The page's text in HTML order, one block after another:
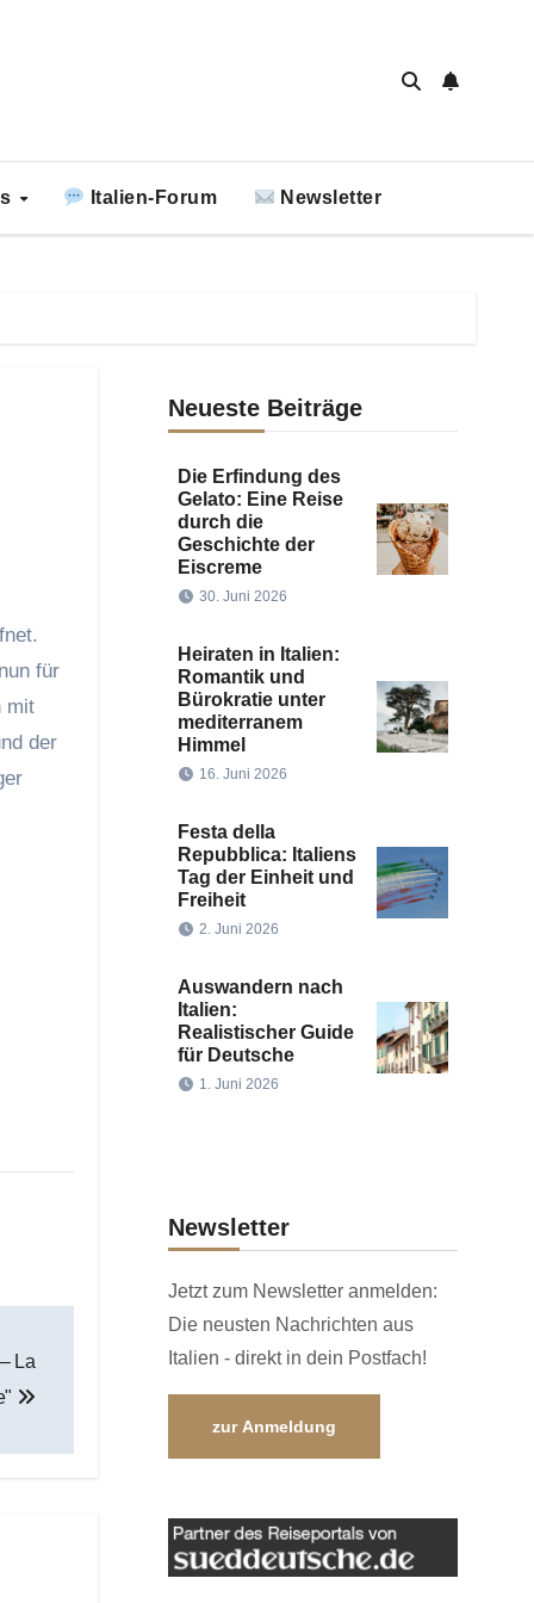
Italien-Forum Newsletter
für
mit
der
La
Neueste Beiträge
Die Erfindung des
Gelato: Eine Reise
durch die
Geschichte der
Eiscreme
30. Juni 2026
Heiraten in Italien:
Romantik und
Bürokratie unter
mediterranem
Himmel
16. Juni 2026
Festa della
Repubblica: Italiens
Tag der Einheit und
Freiheit
2. Juni 2026
Auswandern nach
Italien:
Realistischer Guide
für Deutsche
1. Juni 2026
Newsletter
Jetzt zum Newsletter anmelden:
Die neusten Nachrichten aus
Italien - direkt in dein Postfach!
zur Anmeldung